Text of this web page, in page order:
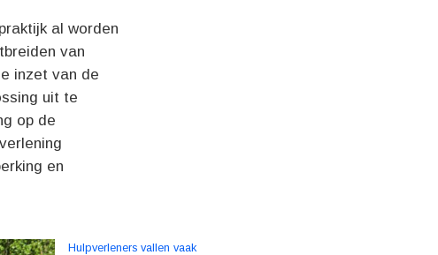
al worden
van
inzet van de
uit te
op de
en
Hulpverleners vallen vaak